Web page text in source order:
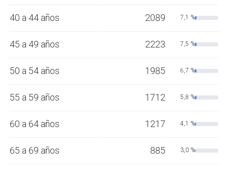
40 a 44 años 2089 7,1 %
45 a 49 años 2223 7,5 %
50 a 54 años 1985 6,7 %
55 a 59 años 1712 5,8 %
60 a 64 años 1217 4,1 %
65 a 69 años 885 3,0 %